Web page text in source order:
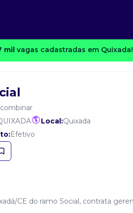
milvagas cadastradas em Quixada!
Local:Quixada
Efetivo
CE do ramo Social, contrata